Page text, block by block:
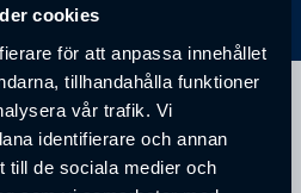
cookies
för att anpassa innehållet
tillhandahålla funktioner
vår trafik. Vi
identifierare och annan
till de sociala medier och